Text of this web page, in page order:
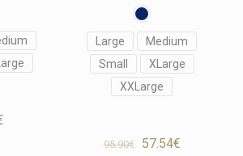
Large
Medium
Small
XLarge
XXLarge
95.90€
Original
57.54€Η